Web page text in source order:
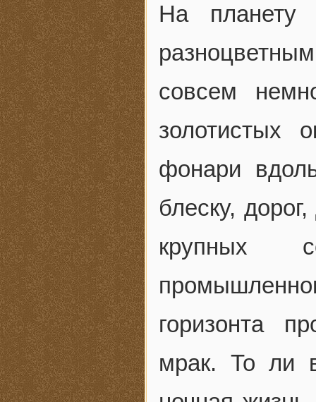
На планету
совсем
золотистых
фонари
блеску,
крупных
горизонта
мрак. То ли